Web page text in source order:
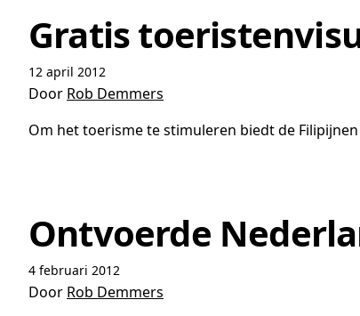
Gratis
12 april 2012
Door Rob Demmers
Om het toerisme te stimuleren biedt de
Ontvoerde
4 februari 2012
Door Rob Demmers